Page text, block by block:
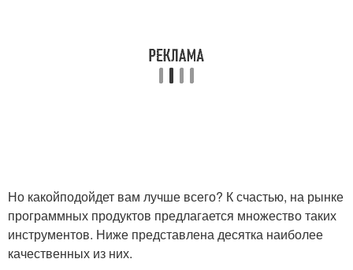
Но какойподойдет вам лучше всего? К счастью, на рынке
программных продуктов предлагается множество таких
инструментов. Ниже представлена десятка наиболее
качественных из них.